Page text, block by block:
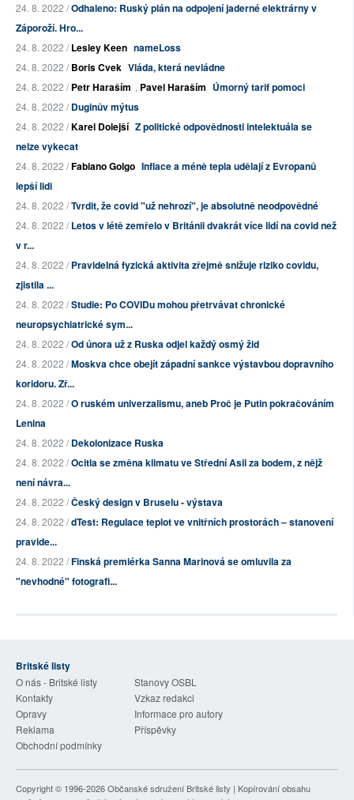
24. 8. 2022 /Odhaleno: Ruský plán na odpojení jaderné elektrárny v
Záporoží. Hro...
24. 8. 2022 /Lesley Keen nameLoss
24. 8. 2022 /Boris Cvek Vláda, která nevládne
24. 8. 2022 /Petr Haraším , Pavel Haraším Úmorný tarif pomoci
24. 8. 2022 /Duginův mýtus
24. 8. 2022 /Karel Dolejší Z politické odpovědnosti intelektuála se
nelze vykecat
24. 8. 2022 /Fabiano Golgo Inflace a méně tepla udělají z Evropanů
lepší lidi
24. 8. 2022 /Tvrdit, že covid "už nehrozí", je absolutně neodpovědné
24. 8. 2022 /Letos v létě zemřelo v Británii dvakrát více lidí na covid než
v r...
24. 8. 2022 /Pravidelná fyzická aktivita zřejmě snižuje riziko covidu,
zjistila ...
24. 8. 2022 /Studie: Po COVIDu mohou přetrvávat chronické
neuropsychiatrické sym...
24. 8. 2022 /Od února už z Ruska odjel každý osmý žid
24. 8. 2022 /Moskva chce obejít západní sankce výstavbou dopravního
koridoru. Zř...
24. 8. 2022 /O ruském univerzalismu, aneb Proč je Putin pokračováním
Lenina
24. 8. 2022 /Dekolonizace Ruska
24. 8. 2022 /Ocitla se změna klimatu ve Střední Asii za bodem, z nějž
není návra...
24. 8. 2022 /Český design v Bruselu - výstava
24. 8. 2022 /dTest: Regulace teplot ve vnitřních prostorách – stanovení
pravide...
24. 8. 2022 /Finská premiérka Sanna Marinová se omluvila za
"nevhodné" fotografi...
Britské listy
O nás - Britské listy
Stanovy OSBL
Kontakty
Vzkaz redakci
Opravy
Informace pro autory
Reklama
Příspěvky
Obchodní podmínky
Copyright © 1996-2026Občanské sdružení Britské listy | Kopírování obsahu